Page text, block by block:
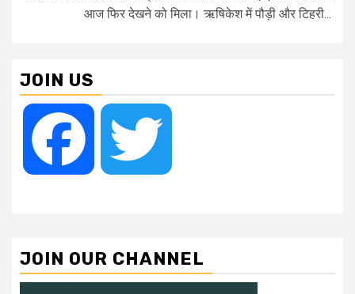
आज फिर देखने को मिला। ऋषिकेश में पौड़ी और टिहरी...
JOIN US
Facebook
JOIN OUR CHANNEL